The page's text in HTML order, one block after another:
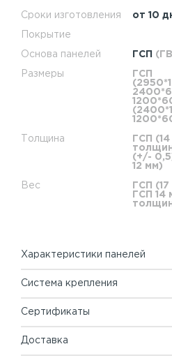
Сроки изготовления от 10
Покрытие
Основа панелей ГСП
Размеры
ГСП
Толщина
ГСП
(+/-
12 мм)
Вес
ГСП
ГСП 14
Характеристики панелей
Система крепления
Сертификаты
Доставка